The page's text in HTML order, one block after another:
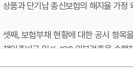
상품과 단기납 종신보험의 해지율 가정
셋째, 보험부채 현황에 대한 공시 항목
책임준비금 및 K-ICS 외부검증을 수행